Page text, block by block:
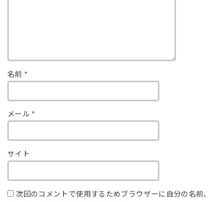
名前 *
メール*
サイト
次回のコメントで使用するためブラウザーに自分の名前、